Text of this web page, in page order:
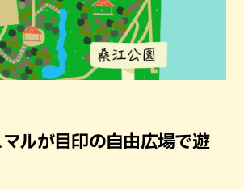
ルが目印の自由広場で遊